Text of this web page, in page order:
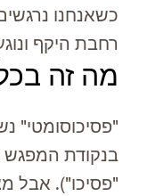
כשאנחנו
רחבת היקף
מה זה
"פסיכוסומטי"
בנקודת המפגש
"פסיכו"). אבל